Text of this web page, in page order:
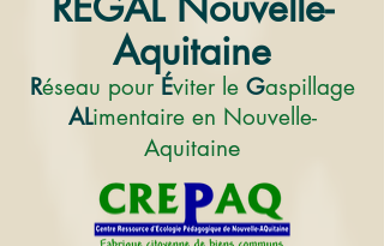
Aquitaine
Réseau pour Éviter le Gaspillage
ALimentaire en Nouvelle-
Aquitaine